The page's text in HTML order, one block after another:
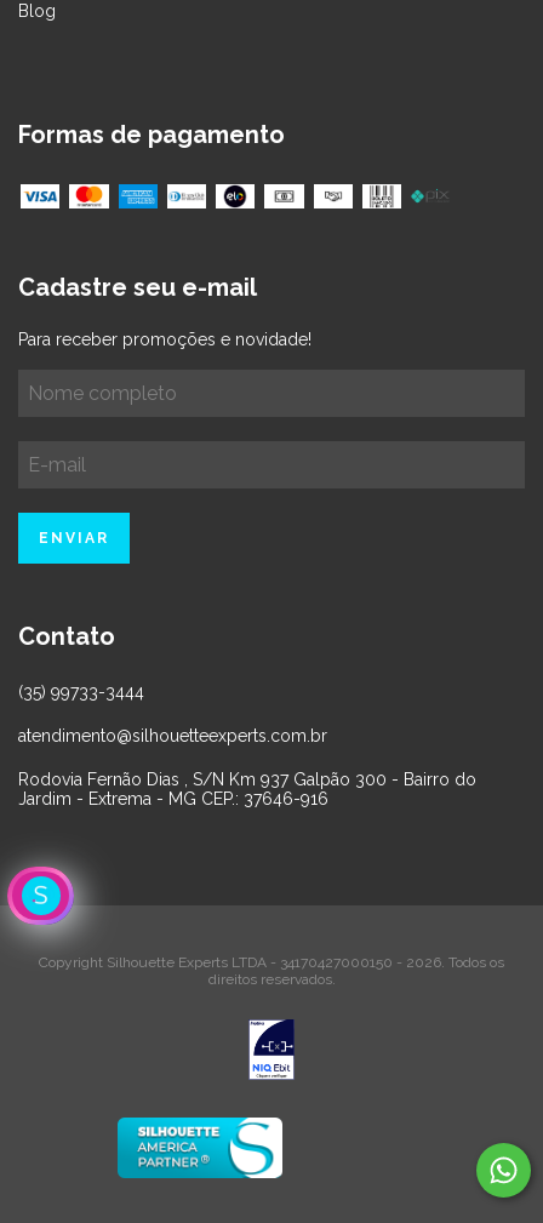
Blog
Formas de pagamento
Cadastre seu e-mail
Para receber promoções e novidade!
Contato
(35) 99733-3444
atendimento@silhouetteexperts.com.br
Rodovia Fernão Dias , S/N Km 937 Galpão 300 - Bairro do
Jardim - Extrema - MG CEP.: 37646-916
Copyright Silhouette Experts LTDA - 34170427000150 - 2026. Todos os
direitos reservados.